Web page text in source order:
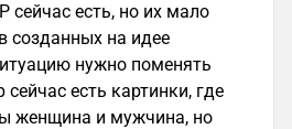
сейчас есть, но их мало
созданных на идее
нужно поменять
есть картинки, где
женщина и мужчина, но